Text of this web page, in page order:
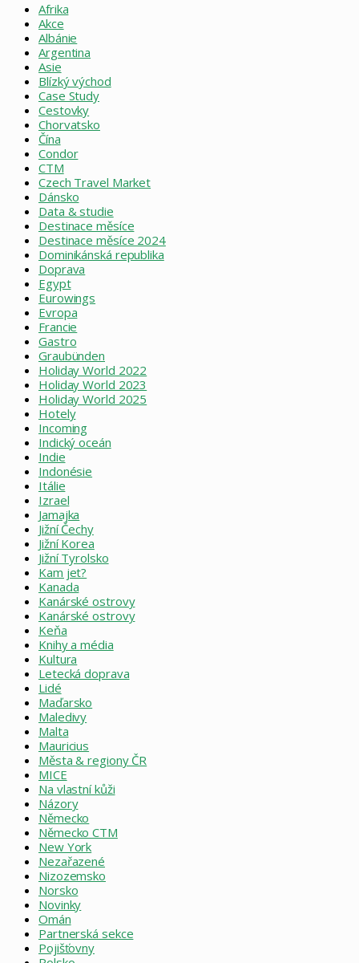
Afrika
Akce
Albánie
Argentina
Asie
Blízký východ
Case Study
Cestovky
Chorvatsko
Čína
Condor
CTM
Czech Travel Market
Dánsko
Data & studie
Destinace měsíce
Destinace měsíce 2024
Dominikánská republika
Doprava
Egypt
Eurowings
Evropa
Francie
Gastro
Graubünden
Holiday World 2022
Holiday World 2023
Holiday World 2025
Hotely
Incoming
Indický oceán
Indie
Indonésie
Itálie
Izrael
Jamajka
Jižní Čechy
Jižní Korea
Jižní Tyrolsko
Kam jet?
Kanada
Kanárské ostrovy
Kanárské ostrovy
Keňa
Knihy a média
Kultura
Letecká doprava
Lidé
Maďarsko
Maledivy
Malta
Mauricius
Města & regiony ČR
MICE
Na vlastní kůži
Názory
Německo
Německo CTM
New York
Nezařazené
Nizozemsko
Norsko
Novinky
Omán
Partnerská sekce
Pojišťovny